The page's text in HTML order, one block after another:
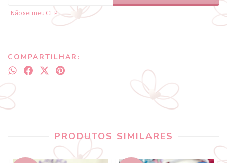
Não sei meu CEP
COMPARTILHAR:
PRODUTOS SIMILARES